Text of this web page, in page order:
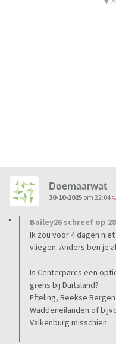
▼
Doemaarwat
30-10-2025 om 22:04
Bailey26 schreef op
Ik zou voor 4 dagen
vliegen. Anders ben je
Is Centerparcs een
grens bij Duitsland?
Efteling, Beekse
Waddeneilanden of
Valkenburg misschien.